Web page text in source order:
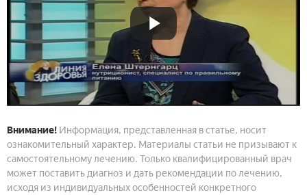
Внимание! Информация, представленная в статье, носит
ознакомительный характер. Материалы статьи не призывают к
самостоятельному лечению. Только квалифицированный врач
может поставить диагноз и дать рекомендации по лечению,
исходя из индивидуальных особенностей конкретного